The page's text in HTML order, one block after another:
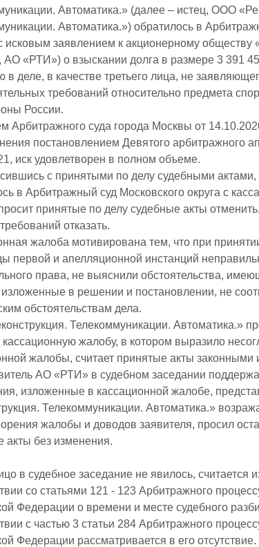
Автоматика.» (далее – истец, ООО
Автоматика.») обратилось в
исковым заявлением к акционерному обществу
АО «РТИ») о взыскании долга в размере 3 391
в деле, в качестве третьего лица, не
требований относительно предмета
России.
Арбитражного суда города Москвы от
постановлением Девятого арбитражного
иск удовлетворен в полном объеме.
с принятыми по делу судебными
в Арбитражный суд Московского округа с
принятые по делу судебные акты
отказать.
жалоба мотивирована тем, что при
первой и апелляционной инстанций
права, не выяснили обстоятельства,
в решении и постановлении, не
обстоятельствам дела.
Телекоммуникации. Автоматика.»
жалобу, в котором выразило
жалобы, считает принятые акты
АО «РТИ» в судебном заседании
изложенные в кассационной жалобе,
Телекоммуникации. Автоматика.»
жалобы и доводов заявителя, просил
акты без изменения.
в судебное заседание не явилось, считается
со статьями 121 - 123 Арбитражного
Федерации о времени и месте судебного
с частью 3 статьи 284 Арбитражного
Федерации рассматривается в его отсутствие.